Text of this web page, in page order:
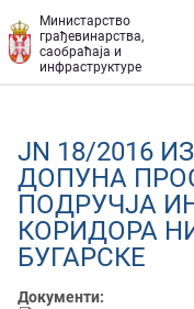
Министарство
грађевинарства,
саобраћаја и
инфраструктуре
JN 18/2016
ДОПУНА
ПОДРУЧЈА
КОРИДОРА
БУГАРСКЕ
Документи: